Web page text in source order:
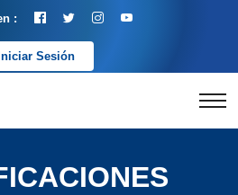
:
Iniciar Sesión